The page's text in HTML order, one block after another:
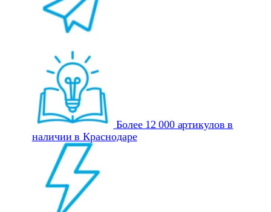
Более 12 000 артикулов в
наличии в Краснодаре